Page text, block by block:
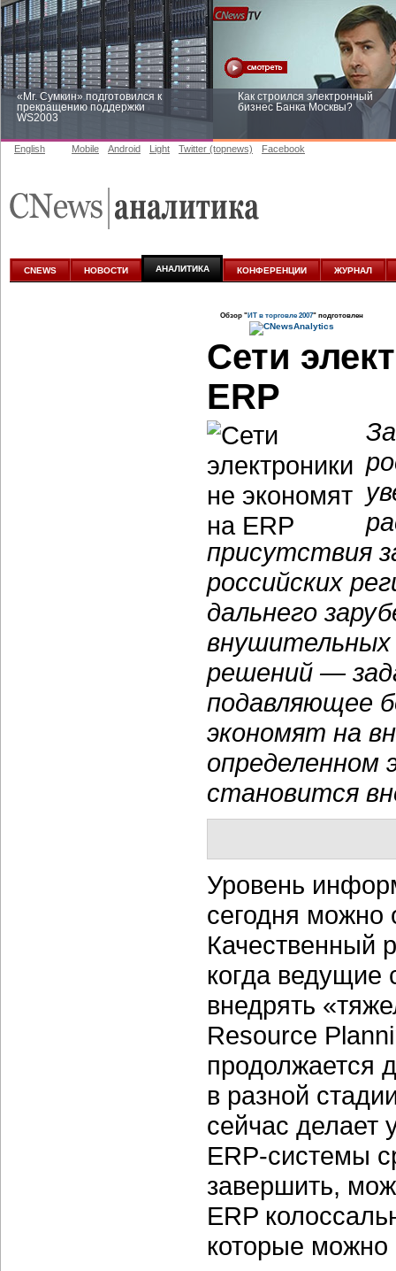
«Mr. Сумкин» подготовился к
прекращению поддержки
WS2003
Как строился электронный
бизнес Банка Москвы?
аналитике
English Mobile Android Light Twitter (topnews) Facebook
CNEWS НОВОСТИ АНАЛИТИКА КОНФЕРЕНЦИИ ЖУРНАЛ
Обзор "ИТ в торговле 2007" подготовлен
Сети
ERP
присутствия
российских
дальнего
внушительных
решений —
подавляющее
экономят на
определенном
становится
Уровень
сегодня можно
Качественный
когда ведущие
внедрять
Resource
продолжается
в разной
сейчас делает
ERP-системы
завершить,
ERP
которые можно